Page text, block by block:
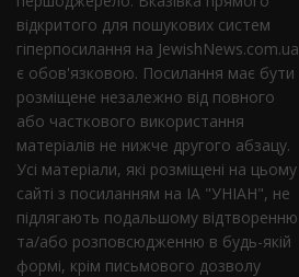
відкритого для пошукових систем
гіперпосилання на JewishNews.com.ua
є обов'язковою. Посилання має бути
розміщене незалежно від повного
або часткового використання
матеріалів не нижче другого абзацу.
Усі матеріали, які розміщені на цьому
сайті з посиланням на ІА "УНІАН", не
підлягають подальшому відтворенню
та/або розповсюдженню в будь-якій
формі, крім письмового дозволу